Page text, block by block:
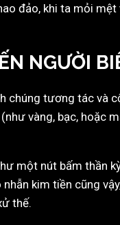
đảo, khi ta mỏi
NGƯỜI
chúng tương tác và
vàng, bạc, hoặc
một nút bấm thần
kim tiền cũng
thế.